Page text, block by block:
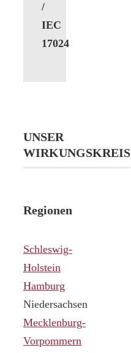
/
IEC
17024
UNSER
WIRKUNGSKREIS
Regionen
Schleswig-
Holstein
Hamburg
Niedersachsen
Mecklenburg-
Vorpommern